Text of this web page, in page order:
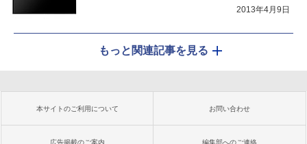
2013年4月9日
もっと関連記事を見る
本サイトのご利用について お問い合わせ
広告掲載のご案内 編集部へのご連絡